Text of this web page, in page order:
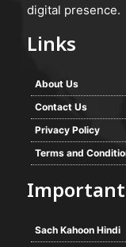
digital presence.
Links
About Us
Contact Us
Privacy Policy
Terms and
Sach Kahoon Hindi